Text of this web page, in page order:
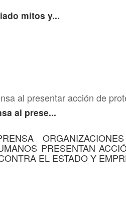
mitos y...
al prese...
PRESENTAN
EL ESTADO Y